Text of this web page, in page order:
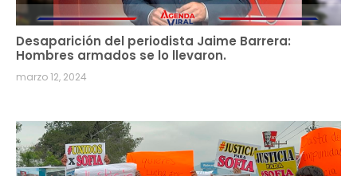
Desaparición del periodista Jaime Barrera:
Hombres armados se lo llevaron.
marzo 12, 2024